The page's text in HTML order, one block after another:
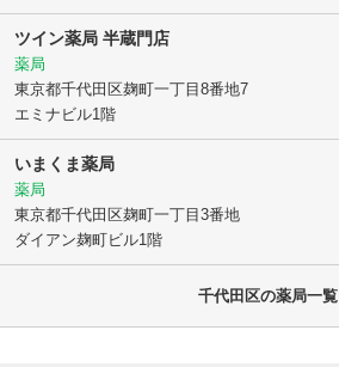
ツイン薬局 半蔵門店
薬局
東京都千代田区麹町一丁目8番地7
エミナビル1階
いまくま薬局
薬局
東京都千代田区麹町一丁目3番地
ダイアン麹町ビル1階
千代田区の薬局一覧